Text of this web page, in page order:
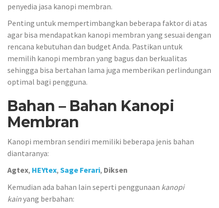
penyedia jasa kanopi membran.
Penting untuk mempertimbangkan beberapa faktor di atas
agar bisa mendapatkan kanopi membran yang sesuai dengan
rencana kebutuhan dan budget Anda. Pastikan untuk
memilih kanopi membran yang bagus dan berkualitas
sehingga bisa bertahan lama juga memberikan perlindungan
optimal bagi pengguna.
Bahan – Bahan Kanopi
Membran
Kanopi membran sendiri memiliki beberapa jenis bahan
diantaranya:
Agtex, HEYtex, Sage Ferari, Diksen
Kemudian ada bahan lain seperti penggunaan kanopi
kainyang berbahan: